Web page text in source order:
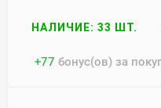
НАЛИЧИЕ: 33 ШТ.
+77 бонус(ов) за